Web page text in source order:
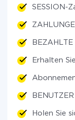
SESSION-
Erhalten
Holen Sie